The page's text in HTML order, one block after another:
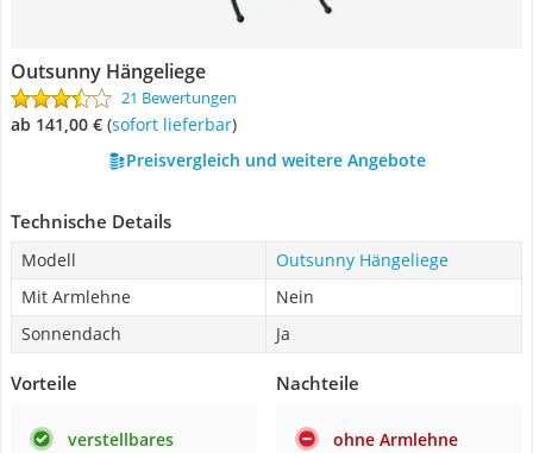
Outsunny Hängeliege
21 Bewertungen
ab 141,00 € ( Sofort lieferbar)
Preisvergleich und weitere Angebote
Technische Details
Modell
Outsunny Hängeliege
Mit Armlehne
Nein
Sonnendach
Ja
Vorteile
verstellbares
Nachteile
ohne Armlehne